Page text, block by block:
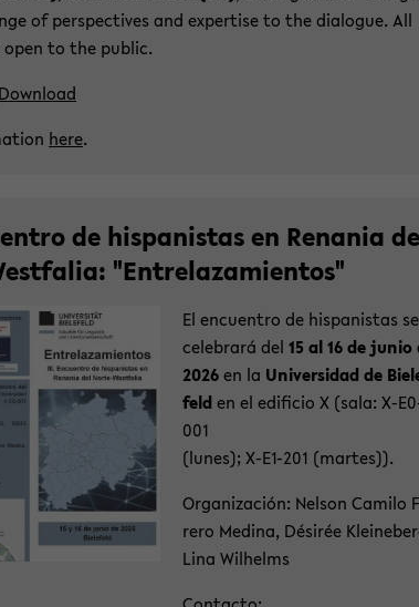
of per­spec­ti­ves and ex­per­ti­se to the dia­lo­gue. All
open to the pu­blic.
here.
de his­pa­nis­tas en Rena­nia
"Ent­re­laza­mi­ent­os"
El en­cuen­tro de his­pa­nis­tas se
ce­le­brará del 15 al 16 de junio
2026en la Uni­ver­sidad de
feld en el edi­fi­cio X (sala: X-​
001
(lunes); X-​E1-201 (mar­tes)).
Or­ga­ni­za­ción: Nel­son Ca­mi­lo
re­ro Me­di­na, Désirée
Lina Wil­helms